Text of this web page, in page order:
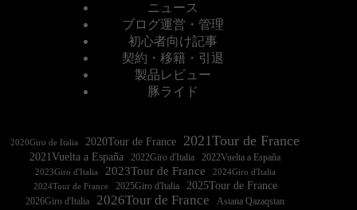
ニュース
ブログ運営・管理
初心者向け記事
契約・移籍・引退
製品レビュー
豚ライド
2020Giro de Italia 2020Tour de France 2021Tour de France
2021Vuelta a España 2022Vuelta a España
2023Giro d'Italia 2023Tour de France
2024Tour de France
2025Giro d'Italia 2025Tour de France
2026Giro d'Italia 2026Tour de France Astana Qazaqstan